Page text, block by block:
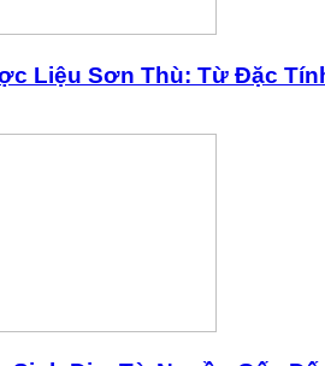
Liệu Sơn Thù: Từ Đặc